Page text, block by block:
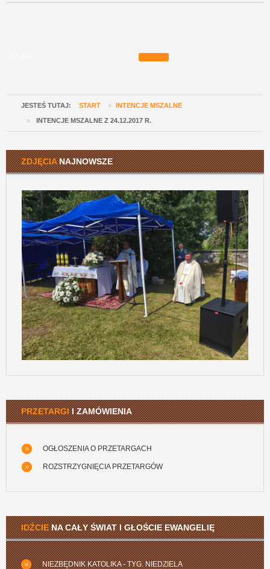
JESTEŚ TUTAJ: START » INTENCJE MSZALNE
» INTENCJE MSZALNE Z 24.12.2017 R.
ZDJĘCIANAJNOWSZE
PRZETARGII ZAMÓWIENIA
OGŁOSZENIA O PRZETARGACH
ROZSTRZYGNIĘCIA PRZETARGÓW
IDŹCIENA CAŁY ŚWIAT I GŁOŚCIE EWANGELIĘ
NIEZBĘDNIK KATOLIKA - TYG. NIEDZIELA